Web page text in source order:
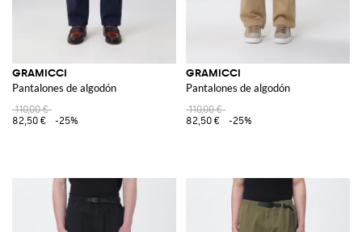
GRAMICCI
Pantalones de algodón
110,00 €
82,50 €
-25%
GRAMICCI
Pantalones de algodón
110,00 €
82,50 €
-25%